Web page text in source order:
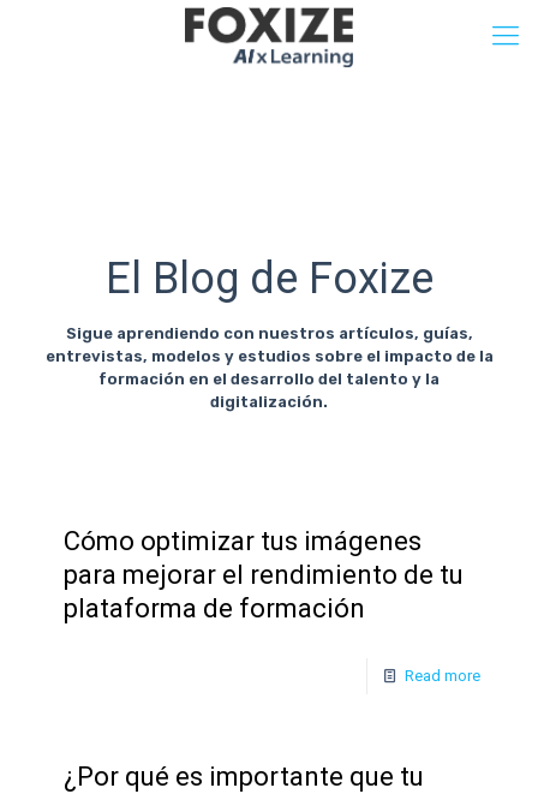
El Blog de Foxize
Sigue aprendiendo con nuestros artículos, guías,
entrevistas, modelos y estudios sobre el impacto de la
formación en el desarrollo del talento y la
digitalización.
Cómo optimizar tus imágenes
para mejorar el rendimiento de tu
plataforma de formación
Read more
¿Por qué es importante que tu